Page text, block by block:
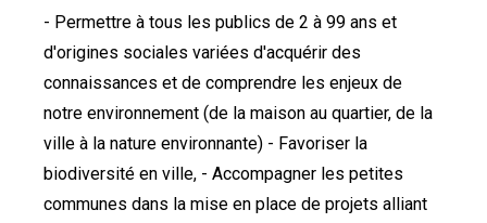
- Permettre à tous les publics de 2 à 99 ans et
d'origines sociales variées d'acquérir des
connaissances et de comprendre les enjeux de
notre environnement (de la maison au quartier, de la
ville à la nature environnante) - Favoriser la
biodiversité en ville, - Accompagner les petites
communes dans la mise en place de projets alliant